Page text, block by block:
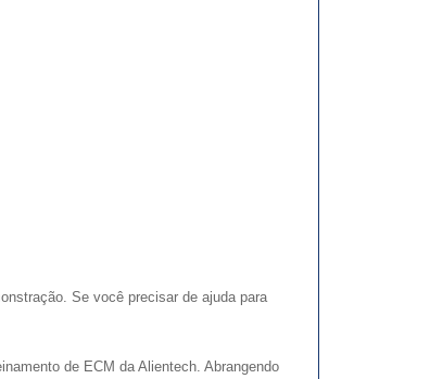
Se você precisar de ajuda para
de ECM da Alientech. Abrangendo